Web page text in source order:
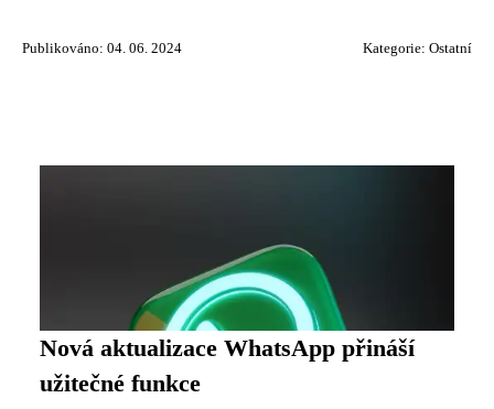
Publikováno: 04. 06. 2024 Kategorie: Ostatní
Nová aktualizace WhatsApp přináší
užitečné funkce